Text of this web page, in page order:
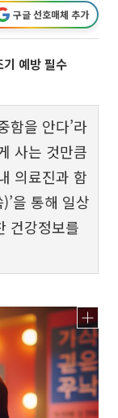
구글 선호매체 추가
예방 필수
함을 안다’라
사는 것만큼
의료진과 함
을 통해 일상
건강정보를